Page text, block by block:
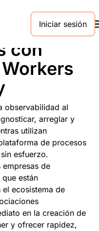
Iniciar sesión
con
observabilidad al
arreglar y
utilizan
de procesos
esfuerzo.
de
están
ecosistema de
en la creación de
y ofrecer rapidez,